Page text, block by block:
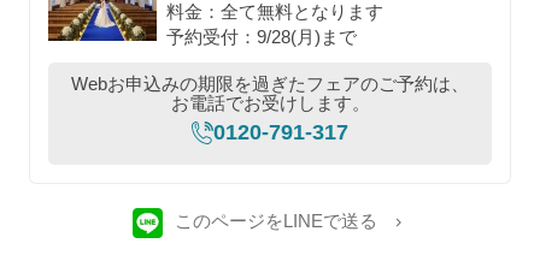
料金：全て無料となります
予約受付：9/28(月)まで
Webお申込みの期限を過ぎたフェアのご予約は、
お電話でお受けします。
0120-791-317
このページをLINEで送る